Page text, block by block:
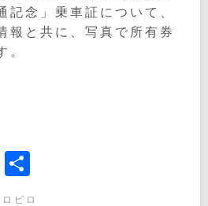
記念」乗車証について、
報と共に、写真で所有券
。
Line
有
ロピロ